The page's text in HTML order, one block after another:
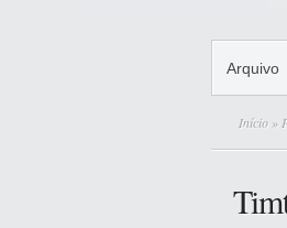
Arquivo
Início »